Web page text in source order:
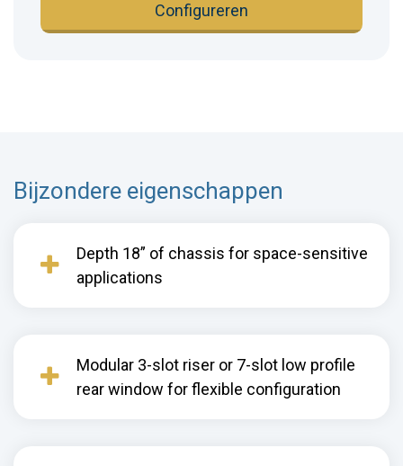
Configureren
Bijzondere eigenschappen
Depth 18” of chassis for space-sensitive
applications
Modular 3-slot riser or 7-slot low profile
rear window for flexible configuration